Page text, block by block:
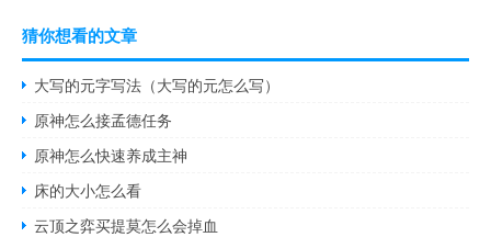
猜你想看的文章
大写的元字写法（大写的元怎么写）
原神怎么接孟德任务
原神怎么快速养成主神
床的大小怎么看
云顶之弈买提莫怎么会掉血